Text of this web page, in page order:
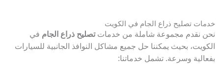
خدمات تصليح ذراع الجام في الكويت
نحن نقدم مجموعة شاملة من خدماتتصليح ذراع الجام في
الكويت، بحيث يمكننا حل جميع مشاكل النوافذ الجانبية للسيارات
بفعالية وسرعة. تشمل خدماتنا: